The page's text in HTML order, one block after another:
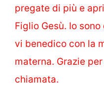
pregate di più e
Figlio Gesù. Io
vi benedico con la
materna. Grazie
chiamata.